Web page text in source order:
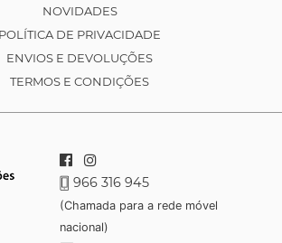
NOVIDADES
POLÍTICA DE PRIVACIDADE
ENVIOS E DEVOLUÇÕES
TERMOS E CONDIÇÕES
966 316 945
(Chamada para a rede móvel
nacional)